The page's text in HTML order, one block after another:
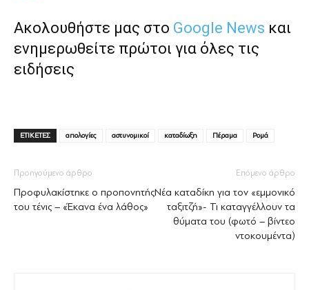
Ακολουθήστε μας στο Google News και
ενημερωθείτε πρώτοι για όλες τις
ειδήσεις
ΕΤΙΚΕΤΕΣ απολογίες αστυνομικοί καταδίωξη Πέραμα Ρομά
Προηγούμενο άρθρο
Προφυλακίστηκε ο προπονητής
του τένις – «Έκανα ένα λάθος»
Επόμενο άρθρο
Νέα καταδίκη για τον «εμμονικό
ταξιτζή»- Τι καταγγέλλουν τα
θύματα του (φωτό – βίντεο
ντοκουμέντα)